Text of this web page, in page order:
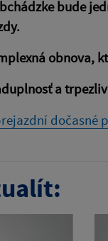
bude
obnova,
a
dočasné